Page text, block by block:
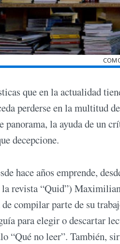
que en la actualidad
perderse en la multitud
panorama, la ayuda de un
decepcione.
hace años emprende,
revista “Quid”)
de compilar parte de su
para elegir o descartar
“Qué no leer”. También,